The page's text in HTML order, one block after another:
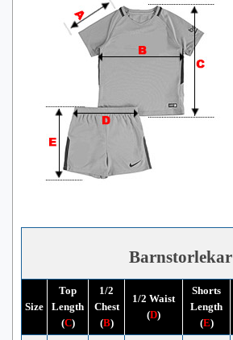
Barnstorlekar
Size
Top
Length
(C)
1/2
Chest
(B)
1/2 Waist
(D)
Shorts
Length
(E)